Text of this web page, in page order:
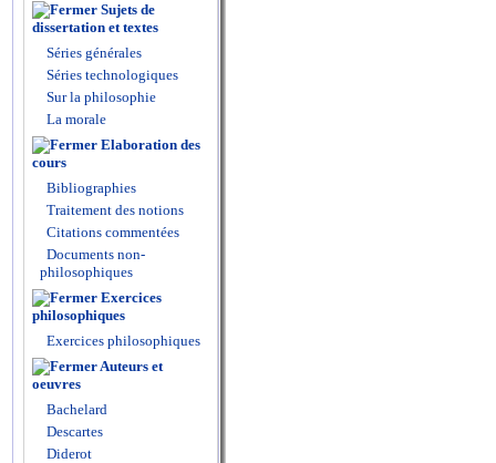
Sujets de
dissertation et textes
Séries générales
Séries technologiques
Sur la philosophie
La morale
Elaboration des
cours
Bibliographies
Traitement des notions
Citations commentées
Documents non-
philosophiques
Exercices
philosophiques
Exercices philosophiques
Auteurs et
oeuvres
Bachelard
Descartes
Diderot